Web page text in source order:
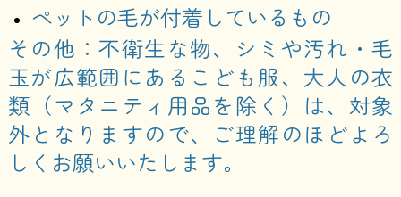
ペットの毛が付着しているもの
その他：不衛生な物、シミや汚れ・毛
玉が広範囲にあるこども服、大人の衣
類（マタニティ用品を除く）は、対象
外となりますので、ご理解のほどよろ
しくお願いいたします。